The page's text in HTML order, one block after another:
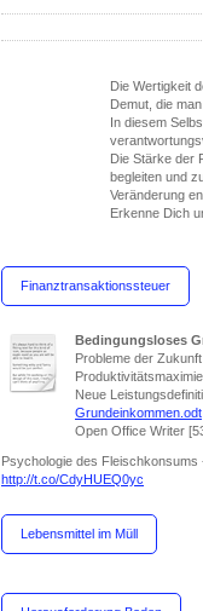
Die Wertigkeit
Demut, die
In diesem
Die Stärke der
begleiten und
Veränderung
Erkenne Dich
Finanztransaktionssteuer
Bedingungsloses
Probleme der
Neue
Grundeinkommen.odt
Open Office Writer
Psychologie des
http://t.co/CdyHUEQ0yc
Lebensmittel im Müll